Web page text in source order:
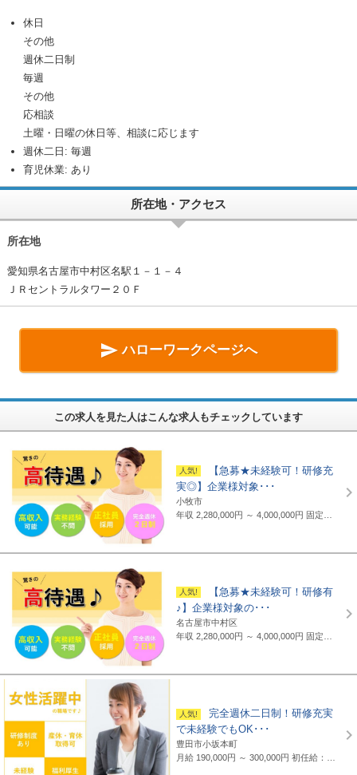
休日
その他
週休二日制
毎週
その他
応相談
土曜・日曜の休日等、相談に応じます
週休二日: 毎週
育児休業: あり
所在地・アクセス
所在地
愛知県名古屋市中村区名駅１－１－４
ＪＲセントラルタワー２０Ｆ
 ハローワークページへ
この求人を見た人はこんな求人もチェックしています
【急募★未経験可！研修充
実◎】企業様対象･･･
小牧市
年収 2,280,000円 ～ 4,000,000円 固定給制 月給16万円～25万円（諸手当含まず）＋報奨金＋賞与年2回 ※地域・能力により異なります。 ◆正職員の平均給与例 434,000円(2019年度実績) ※上記には賞与は含まれていません。 ◆支給例 月給20万円～／東京・神奈川・千葉・埼玉の支社 月給19万円～／愛知・三重・京都・大阪の支社 月給18万円～／山梨・岐阜・静岡・滋賀・兵庫・広島・福岡の支社 ※一部支社により異なる ※入社前に行なわれる研修の受講手当は日給3500円～4000円（地域により異なる） ◆通勤交通費 月額3万5千円まで全額支給(超過部分は2万円まで半額支給)
【急募★未経験可！研修有
♪】企業様対象の･･･
名古屋市中村区
年収 2,280,000円 ～ 4,000,000円 固定給制 月給16万円～25万円（諸手当含まず）＋報奨金＋賞与年2回 ※地域・能力により異なります。 ◆正職員の平均給与例 平均給与：434,000円(2019年度実績) ※上記には賞与は含まれていません。 ◆支給例 月給20万円～／東京・神奈川・千葉・埼玉の支社 月給19万円～／愛知・三重・京都・大阪の支社 月給18万円～／山梨・岐阜・静岡・滋賀・兵庫・広島・福岡の支社 ※一部支社により異なる ※入社前に行なわれる研修の受講手当は日給3500円～4000円（地域により異なる） ◆通勤交通費 月額3万5千円まで全額支給(超過部分は2万円まで半額支給)
完全週休二日制！研修充実
で未経験でもOK･･･
豊田市小坂本町
月給 190,000円 ～ 300,000円初任給：16万～25万円+諸手当(地域・能力により異なる) 例：20万～25万円（東京都勤務） 平均給与：423,000円(平成29年度実績) ※給与は年間平均の税込定例給与であり、賞与は含んでおりません。